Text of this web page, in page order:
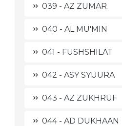
039 - AZ ZUMAR
040 - AL MU'MIN
041 - FUSHSHILAT
042 - ASY SYUURA
043 - AZ ZUKHRUF
044 - AD DUKHAAN